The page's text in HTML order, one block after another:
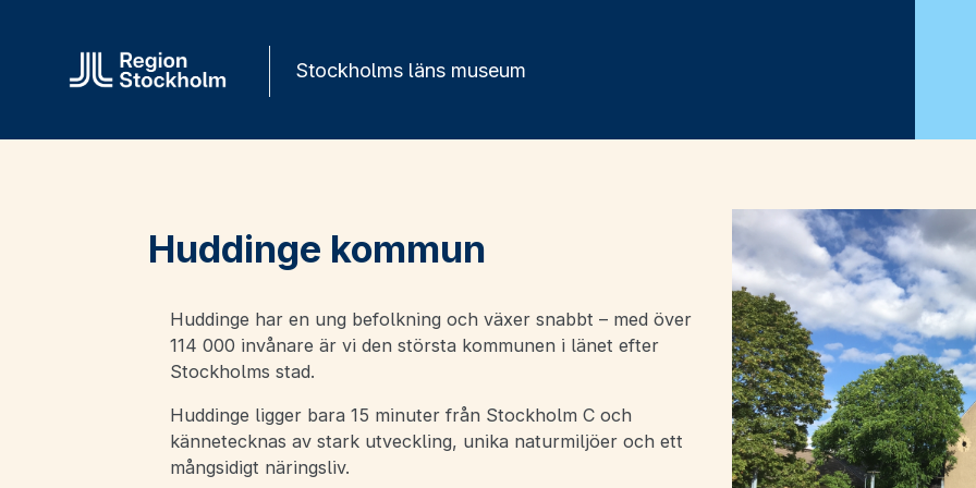
Stockholms läns museum
Huddinge kommun
Huddinge har en ung befolkning och växer snabbt – med över
114 000 invånare är vi den största kommunen i länet efter
Stockholms stad.
Huddinge ligger bara 15 minuter från Stockholm C och
kännetecknas av stark utveckling, unika naturmiljöer och ett
mångsidigt näringsliv.